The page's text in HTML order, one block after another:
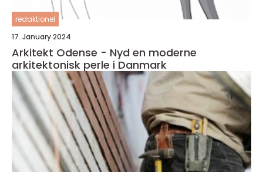
redaktionel
17. January 2024
Arkitekt Odense - Nyd en moderne
arkitektonisk perle i Danmark